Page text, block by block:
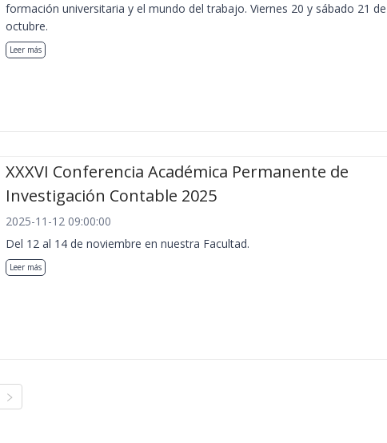
formación universitaria y el mundo del trabajo. Viernes 20 y sábado 21 de
octubre.
Leer más
XXXVI Conferencia Académica Permanente de
Investigación Contable 2025
2025-11-12 09:00:00
Del 12 al 14 de noviembre en nuestra Facultad.
Leer más